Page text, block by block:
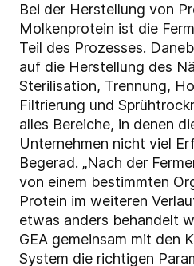
Bei der Herstellung von
Molkenprotein ist die
Teil des Prozesses.
auf die Herstellung des
Sterilisation, Trennung,
Filtrierung und
alles Bereiche, in denen
Unternehmen nicht viel
Begerad. „Nach der
von einem bestimmten
Protein im weiteren
etwas anders behandelt
GEA gemeinsam mit den
System die richtigen